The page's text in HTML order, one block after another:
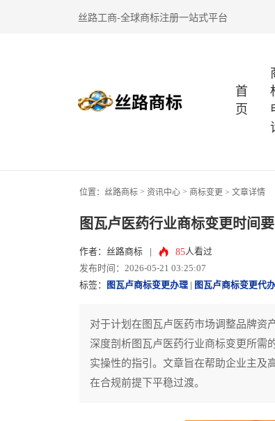
丝路工商-全球商标注册一站式平台
首
页
位置： 丝路商标 > 资讯中心 > 商标变更 > 文章详情
图瓦卢医药行业商标变更时间
作者：丝路商标 85人看过
发布时间：2026-05-21 03:25:07
标签：
图瓦卢商标变更办理 图瓦卢商标变更代办
对于计划在图瓦卢医药市场调整品牌资
深度剖析图瓦卢医药行业商标变更所需
实操性的指引。文章旨在帮助企业主及
在合规前提下平稳过渡。